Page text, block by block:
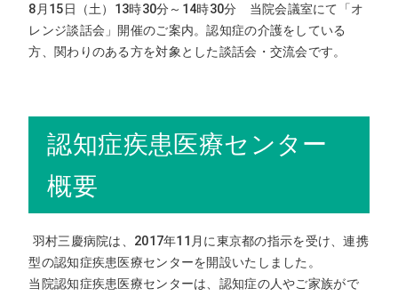
8月15日（土）13時30分～14時30分 当院会議室にて「オ
レンジ談話会」開催のご案内。認知症の介護をしている
方、関わりのある方を対象とした談話会・交流会です。
認知症疾患医療センター
概要
羽村三慶病院は、2017年11月に東京都の指示を受け、連携
型の認知症疾患医療センターを開設いたしました。
当院認知症疾患医療センターは、認知症の人やご家族がで